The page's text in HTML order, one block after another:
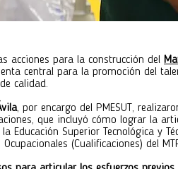
acciones para la construcción del
central para la promoción del
calidad.
, por encargo del PMESUT,
que incluyó cómo lograr la
Educación Superior Tecnológica y
(Cualificaciones) del